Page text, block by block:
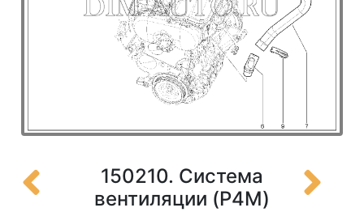
150210. Система
вентиляции (P4M)